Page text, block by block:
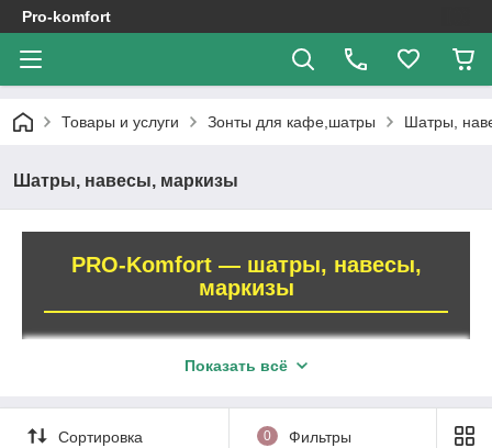
Pro-komfort
Товары и услуги Зонты для кафе,шатры Шатры,
Шатры, навесы, маркизы
PRO-Komfort — шатры, навесы,
маркизы
выездных мероприятий
Показать всё
Сортировка 0 Фильтры